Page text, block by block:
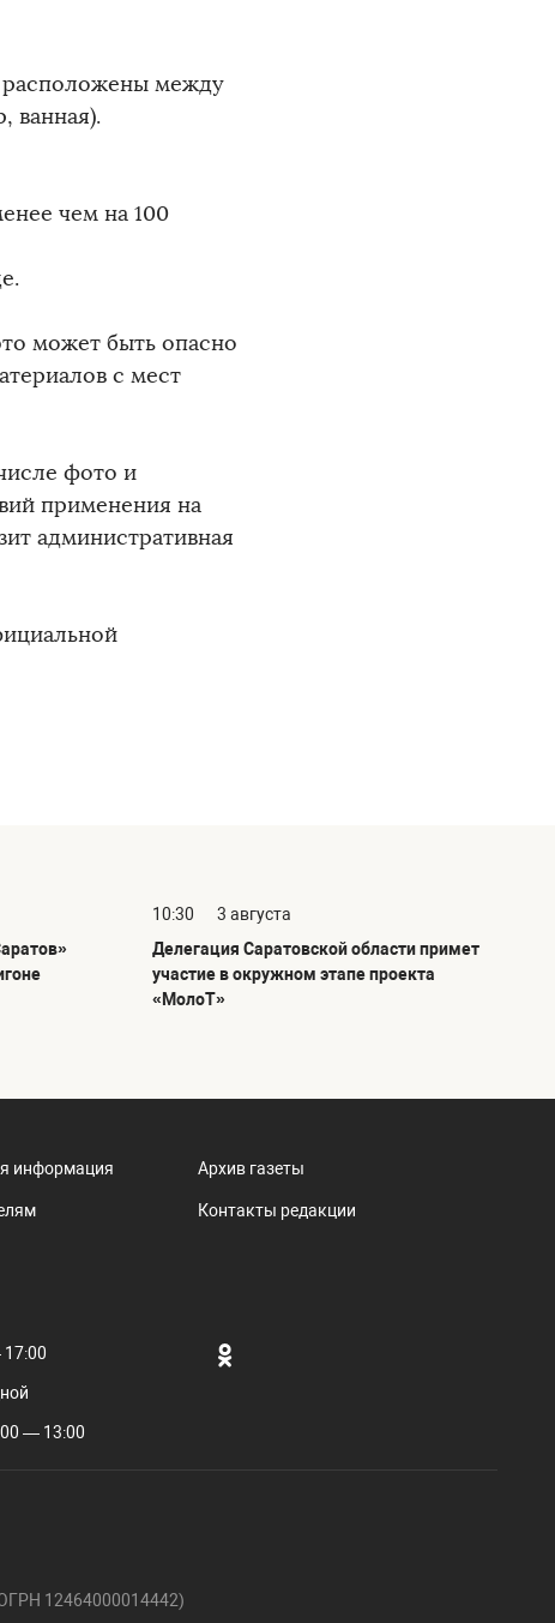
расположены между
ванная).
чем на 100
может быть опасно
с мест
фото и
применения на
административная
10:30
3 августа
Делегация Саратовской области примет
участие в окружном этапе проекта
«МолоТ»
информация Архив газеты
Контакты редакции
17:00
— 13:00
12464000014442)